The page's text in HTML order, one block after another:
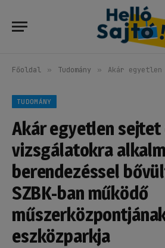
Főoldal » Tudomány » Akár egyetlen sejtet érintő vizsgálatokra alkalmas
TUDOMÁNY
Akár egyetlen
vizsgálatokra
berendezéssel
SZBK-ban működő
eszközparkja